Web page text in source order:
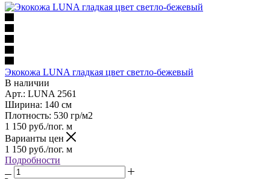
Экокожа LUNA гладкая цвет светло-бежевый
В наличии
Арт.: LUNA 2561
Ширина: 140 см
Плотность: 530 гр/м2
1 150 руб./пог. м
Варианты цен
1 150 руб./пог. м
Подробности